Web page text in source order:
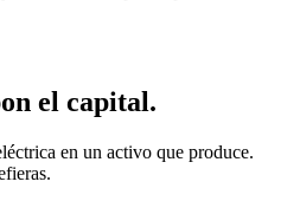
el capital.
en un activo que produce.